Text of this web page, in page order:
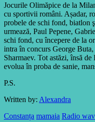
Jocurile Olimăpice de la
cu sportivii români. Așadar,
probele de schi fond, biatlon
urmează, Paul Pepene,
schi fond, cu începere de la
intra în concurs George
Sharmaev. Tot astăzi, însă
evolua în proba de sanie,
P.S.
Written by: Alexandra
Constanța mamaia Radio